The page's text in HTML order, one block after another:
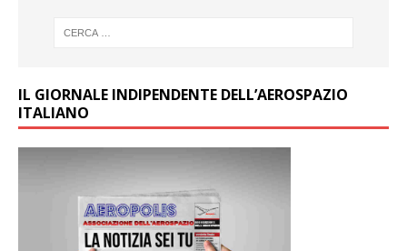
IL GIORNALE INDIPENDENTE DELL’AEROSPAZIO
ITALIANO